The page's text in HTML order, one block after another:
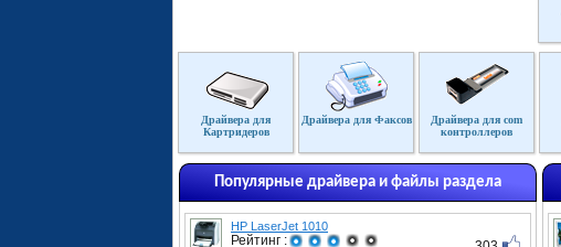
Драйвера для
Картридеров
Драйвера для Факсов
Драйвера для com
контроллеров
Популярные драйвера и файлы раздела
HP LaserJet 1010
Рейтинг :